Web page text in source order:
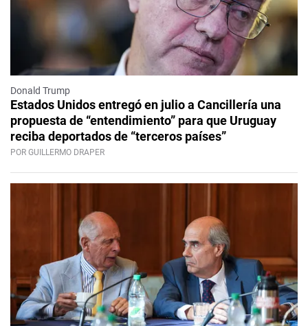
Donald Trump
Estados Unidos entregó en julio a Cancillería una
propuesta de “entendimiento” para que Uruguay
reciba deportados de “terceros países”
POR GUILLERMO DRAPER